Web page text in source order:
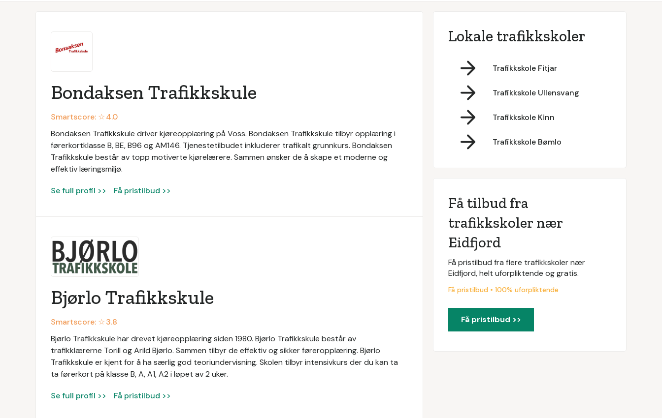
Bondaksen Trafikkskule
Smartscore: ☆4.0
Bondaksen Trafikkskule driver kjøreopplæring på Voss. Bondaksen Trafikkskule tilbyr opplæring i
førerkortklasse B, BE, B96 og AM146. Tjenestetilbudet inkluderer trafikalt grunnkurs. Bondaksen
Trafikkskule består av topp motiverte kjørelærere. Sammen ønsker de å skape et moderne og
effektiv læringsmiljø.
Se full profil >> Få pristilbud >>
Bjørlo Trafikkskule
Smartscore: ☆3.8
Bjørlo Trafikkskule har drevet kjøreopplæring siden 1980. Bjørlo Trafikkskule består av
trafikklærerne Torill og Arild Bjørlo. Sammen tilbyr de effektiv og sikker føreropplæring. Bjørlo
Trafikkskule er kjent for å ha særlig god teoriundervisning. Skolen tilbyr intensivkurs der du kan ta
ta førerkort på klasse B, A, A1, A2 i løpet av 2 uker.
Se full profil >> Få pristilbud >>
Lokale trafikkskoler
Trafikkskole Fitjar
Trafikkskole Ullensvang
Trafikkskole Kinn
Trafikkskole Bømlo
Få tilbud fra
trafikkskoler nær
Eidfjord
Få pristilbud fra flere trafikkskoler nær
Eidfjord, helt uforpliktende og gratis.
Få pristilbud • 100% uforpliktende
Få pristilbud >>